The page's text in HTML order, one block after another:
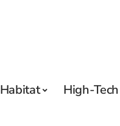
Habitat High-Tech